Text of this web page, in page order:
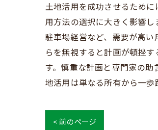
土地活用を成功させるため
用方法の選択に大きく影響
駐車場経営など、需要が高
らを無視すると計画が頓挫
す。慎重な計画と専門家の
地活用は単なる所有から一歩
< 前のページ